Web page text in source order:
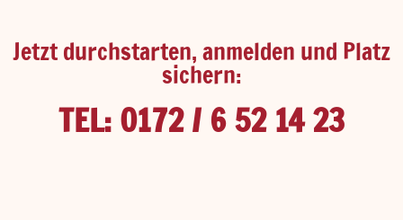
Jetzt durchstarten, anmelden und Platz
sichern:
TEL: 0172 / 6 52 14 23